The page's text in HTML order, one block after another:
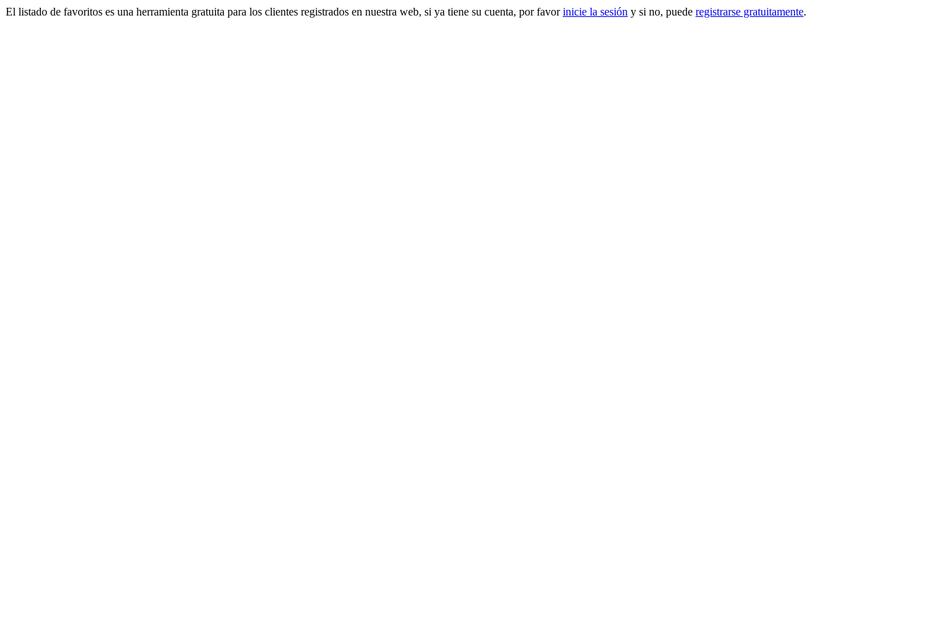
El listado de favoritos es una herramienta gratuita para los clientes registrados en nuestra web, si ya tiene su cuenta, por favorinicie la sesión y si no, puede registrarse gratuitamente.